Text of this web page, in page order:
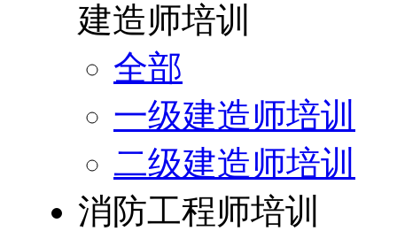
建造师培训
全部
一级建造师培训
二级建造师培训
消防工程师培训